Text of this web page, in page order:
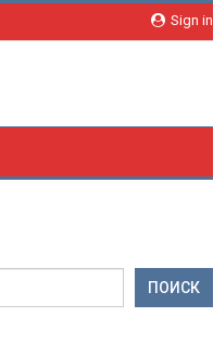
Sign in
ПОИСК